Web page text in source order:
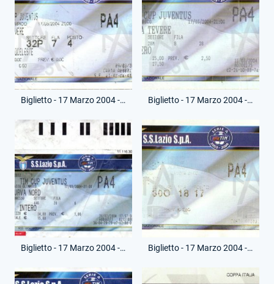
Biglietto - 17 Marzo 2004 - Finale Andata - Lazio-Juventus Biglietto - 17 Marzo 2004 - Finale Andata - Lazio-Juventus
Biglietto - 17 Marzo 2004 - Finale Andata - Lazio-Juventus Biglietto - 17 Marzo 2004 - Finale Andata - Lazio-Juventus